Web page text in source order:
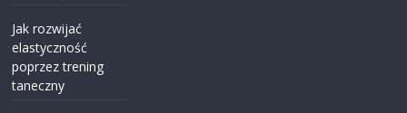
Jak rozwijać
elastyczność
poprzez trening
taneczny